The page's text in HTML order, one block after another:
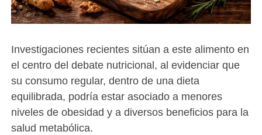
Investigaciones recientes sitúan a este alimento en
el centro del debate nutricional, al evidenciar que
su consumo regular, dentro de una dieta
equilibrada, podría estar asociado a menores
niveles de obesidad y a diversos beneficios para la
salud metabólica.